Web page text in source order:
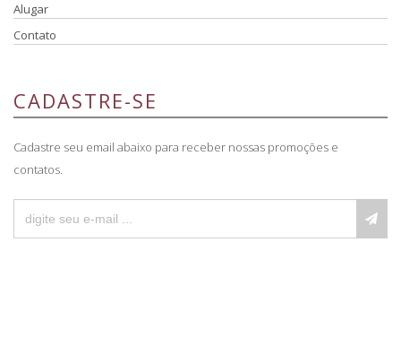
Alugar
Contato
CADASTRE-SE
Cadastre seu email abaixo para receber nossas promoções e
contatos.